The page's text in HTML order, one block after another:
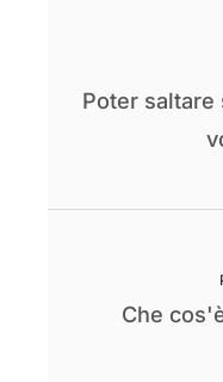
Poter saltare
Che